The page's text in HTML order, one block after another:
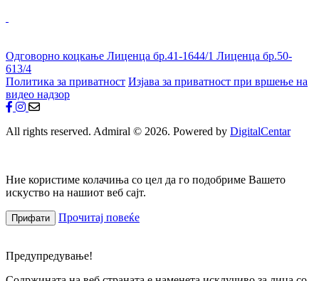
Одговорно коцкање Лиценца бр.41-1644/1 Лиценца бр.50-
613/4
Политика за приватност Изјава за приватност при вршење на
видео надзор
All rights reserved. Admiral © 2026. Powered by DigitalCentar
Ние користиме колачиња со цел да го подобриме Вашето
искуство на нашиот веб сајт.
Прифати Прочитај повеќе
Предупредување!